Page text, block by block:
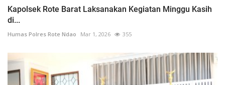
Kapolsek Rote Barat Laksanakan Kegiatan Minggu Kasih
di...
Humas Polres Rote Ndao Mar 1, 2026 355